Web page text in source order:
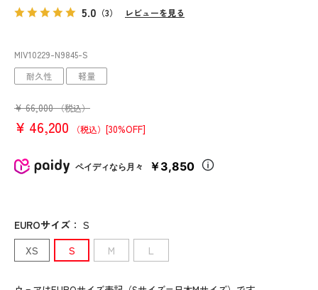
5.0 （3） レビューを見る
MIV10229-N9845-S
耐久性 軽量
¥ 66,000 （税込）
¥ 46,200 （税込） [30%OFF]
ペイディなら月々 ￥3,850
EUROサイズ ： S
XS
S M L